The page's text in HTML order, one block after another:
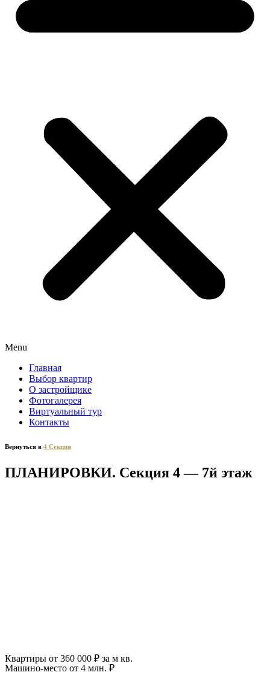
Menu
Главная
Выбор квартир
О застройщике
Фотогалерея
Виртуальный тур
Контакты
Вернуться в 4 Секция
ПЛАНИРОВКИ. Секция 4 — 7й этаж
Квартиры от 360 000 ₽ за м кв.
Машино-место от 4 млн. ₽